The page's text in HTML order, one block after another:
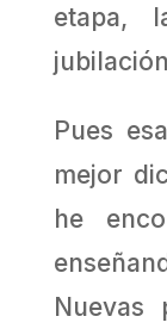
etapa,
Pues
mejor
he
Nuevas